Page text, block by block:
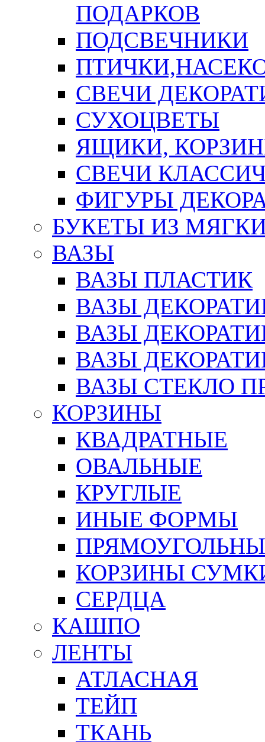
ПОДАРКОВ
ПОДСВЕЧНИКИ
СВЕЧИ
СУХОЦВЕТЫ
ЯЩИКИ,
СВЕЧИ
ФИГУРЫ
БУКЕТЫ ИЗ
ВАЗЫ
ВАЗЫ ПЛАСТИК
ВАЗЫ
ВАЗЫ
ВАЗЫ
ВАЗЫ СТЕКЛО
КОРЗИНЫ
КВАДРАТНЫЕ
ОВАЛЬНЫЕ
КРУГЛЫЕ
ИНЫЕ ФОРМЫ
КОРЗИНЫ
СЕРДЦА
КАШПО
ЛЕНТЫ
АТЛАСНАЯ
ТЕЙП
ТКАНЬ